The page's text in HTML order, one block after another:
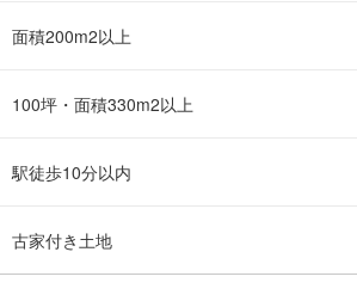
面積200m2以上
100坪・面積330m2以上
駅徒歩10分以内
古家付き土地